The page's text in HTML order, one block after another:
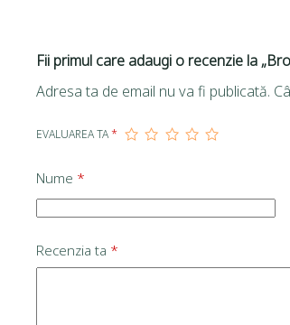
Fii primul care adaugi o recenzie la
Adresa ta de email nu va fi publicată.
EVALUAREA TA*
Nume *
Recenzia ta *